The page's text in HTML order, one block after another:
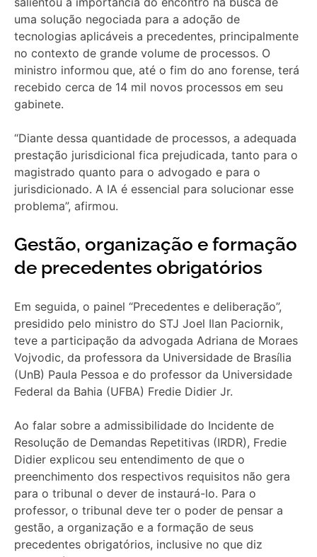
uma solução negociada para a adoção de
tecnologias aplicáveis a precedentes, principalmente
no contexto de grande volume de processos. O
ministro informou que, até o fim do ano forense, terá
recebido cerca de 14 mil novos processos em seu
gabinete.
“Diante dessa quantidade de processos, a adequada
prestação jurisdicional fica prejudicada, tanto para o
magistrado quanto para o advogado e para o
jurisdicionado. A IA é essencial para solucionar esse
problema”, afirmou.
Gestão, organização e formação
de precedentes obrigatórios
Em seguida, o painel “Precedentes e deliberação”,
presidido pelo ministro do STJ Joel Ilan Paciornik,
teve a participação da advogada Adriana de Moraes
Vojvodic, da professora da Universidade de Brasília
(UnB) Paula Pessoa e do professor da Universidade
Federal da Bahia (UFBA) Fredie Didier Jr.
Ao falar sobre a admissibilidade do Incidente de
Resolução de Demandas Repetitivas (IRDR), Fredie
Didier explicou seu entendimento de que o
preenchimento dos respectivos requisitos não gera
para o tribunal o dever de instaurá-lo. Para o
professor, o tribunal deve ter o poder de pensar a
gestão, a organização e a formação de seus
precedentes obrigatórios, inclusive no que diz